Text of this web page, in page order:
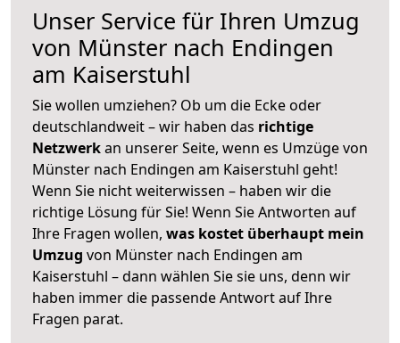
Unser Service für Ihren Umzug
von Münster nach Endingen
am Kaiserstuhl
Sie wollen umziehen? Ob um die Ecke oder
deutschlandweit – wir haben das richtige
Netzwerkan unserer Seite, wenn es Umzüge von
Münster nach Endingen am Kaiserstuhl geht!
Wenn Sie nicht weiterwissen – haben wir die
richtige Lösung für Sie! Wenn Sie Antworten auf
Ihre Fragen wollen, was kostet überhaupt mein
Umzug von Münster nach Endingen am
Kaiserstuhl – dann wählen Sie sie uns, denn wir
haben immer die passende Antwort auf Ihre
Fragen parat.